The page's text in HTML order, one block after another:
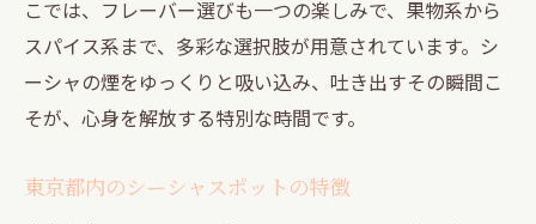
こでは、フレーバー選びも一つの楽しみで、果物系から
スパイス系まで、多彩な選択肢が用意されています。シ
ーシャの煙をゆっくりと吸い込み、吐き出すその瞬間こ
そが、心身を解放する特別な時間です。
東京都内のシーシャスポットの特徴